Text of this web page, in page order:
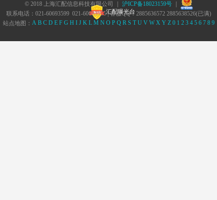
© 2018 上海汇配信息科技有限公司 ｜ 沪ICP备18023159号｜
汇配曝光台
联系电话：021-60693599 021-60693555 | 客服QQ：2885636572 2885638526(已满)
站点地图： A B C D E F G H I J K L M N O P Q R S T U V W X Y Z 0 1 2 3 4 5 6 7 8 9